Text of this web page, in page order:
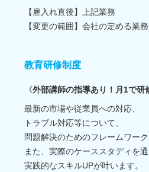
【雇入れ直後】上記業務
【変更の範囲】会社の定める業
教育研修制度
〈外部講師の指導あり！月1で研
最新の市場や従業員への対応、
トラブル対応等について、
問題解決のためのフレームワー
また、実際のケーススタディを
実践的なスキルUPが叶います。